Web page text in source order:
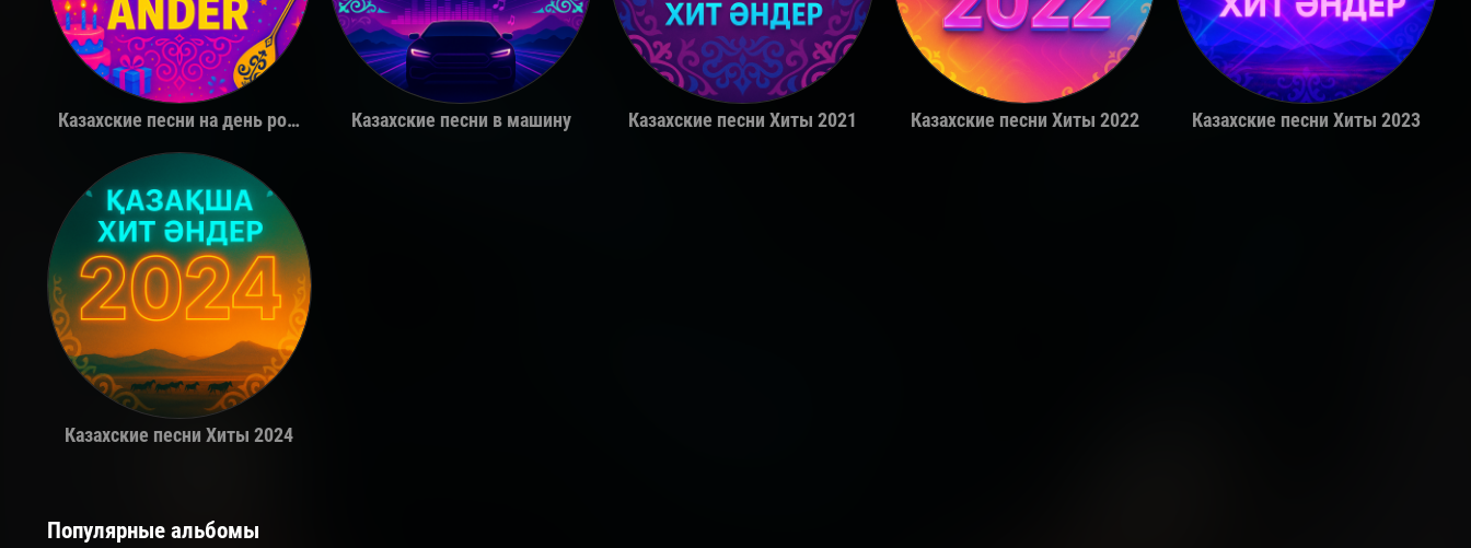
Казахские песни на день рождения Казахские песни в машину Казахские песни Хиты 2021 Казахские песни Хиты 2022 Казахские песни Хиты 2023
Казахские песни Хиты 2024
Популярные альбомы